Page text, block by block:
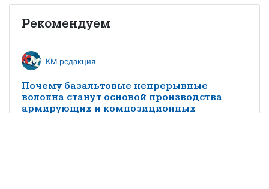
Рекомендуем
КМ редакция
Почему базальтовые непрерывные
волокна станут основой производства
армирующих и композиционных